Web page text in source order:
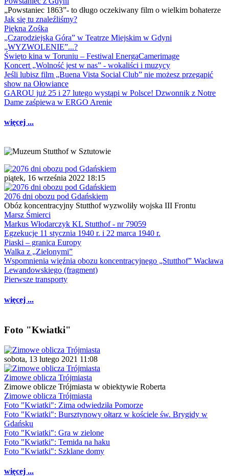
„Powstaniec 1863”- to długo oczekiwany film o wielkim bohaterze
Jak się tu znaleźliśmy?
Piękna Zośka
„Czarodziejska Góra” w Teatrze Miejskim w Gdyni
„WYZWOLENIE”...?
Święto kina w Toruniu – Festiwal EnergaCamerimage
Koncert „Wolność jest w nas” - wokaliści i muzycy
Jeśli lubisz film „Buena Vista Social Club” nie możesz przegapić
show na Ołowiance
GAROU już 25 i 27 lutego wystąpi w Polsce! Dzwonnik z Notre
Dame zaśpiewa w ERGO Arenie
więcej ...
piątek, 16 września 2022 18:15
2076 dni obozu pod Gdańskiem
Obóz koncentracyjny Stutthof wyzwoliły wojska III Frontu
Marsz Śmierci
Markus Włodarczyk KL Stutthof - nr 79059
Egzekucje 11 stycznia 1940 r. i 22 marca 1940 r.
Piaski – granica Europy
Walka z „Zielonymi”
Wspomnienia więźnia obozu koncentracyjnego „Stutthof” Wacława
Lewandowskiego (fragment)
Pierwsze transporty
więcej ...
Foto "Kwiatki"
sobota, 13 lutego 2021 11:08
Zimowe oblicza Trójmiasta
Zimowe oblicze Trójmiasta w obiektywie Roberta
Zimowe oblicza Trójmiasta
Foto "Kwiatki": Zima odwiedziła Pomorze
Foto "Kwiatki": Bursztynowy ołtarz w kościele św. Brygidy w
Gdańsku
Foto "Kwiatki": Gra w zielone
Foto "Kwiatki": Temida na haku
Foto "Kwiatki": Szklane domy
więcej ...